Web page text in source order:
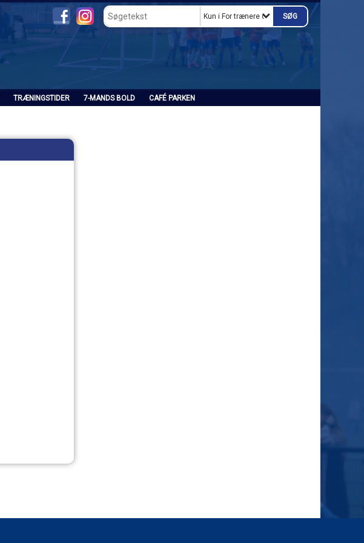
Kun i For trænere og holdledere
TRÆNINGSTIDER 7-MANDS BOLD CAFÉ PARKEN